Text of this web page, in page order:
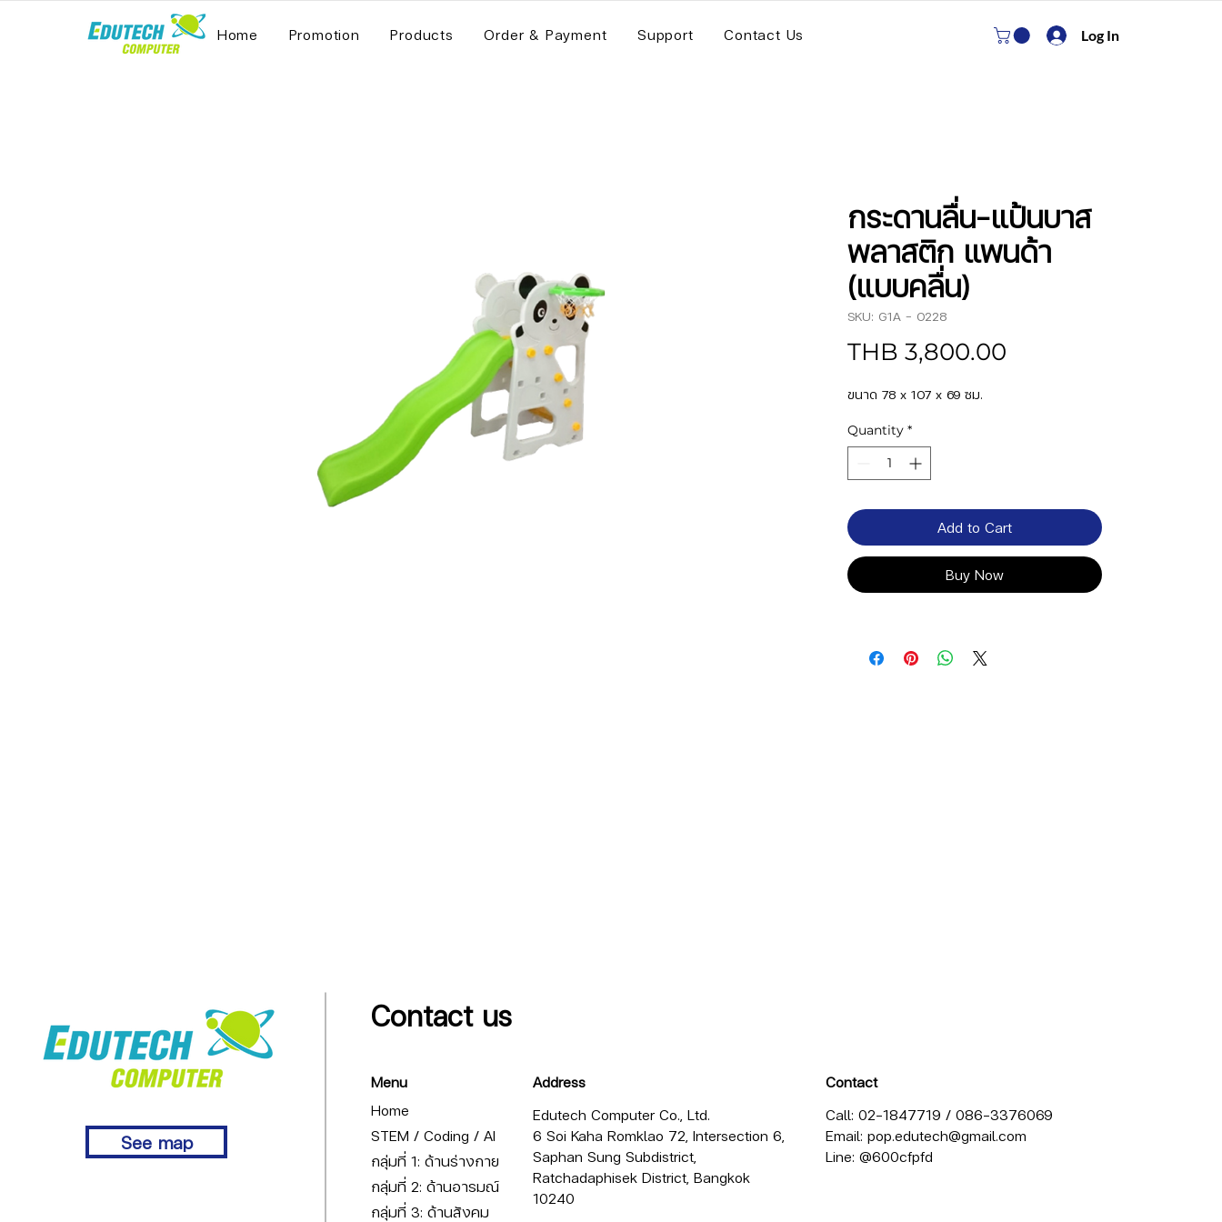
Home Promotion Products Order & Payment Support Contact Us Log In
กระดานลื่น-แป้นบาส
พลาสติก แพนด้า
(แบบคลื่น)
SKU: G1A - 0228
THB 3,800.00
ขนาด 78 x 107 x 69 ซม.
Quantity *
Add to Cart
Buy Now
Contact us
See map
Menu
Home
STEM / Coding / AI
กลุ่มที่ 1: ด้านร่างกาย
กลุ่มที่ 2: ด้านอารมณ์
กลุ่มที่ 3: ด้านสังคม
Address
Edutech Computer Co., Ltd.
6 Soi Kaha Romklao 72, Intersection 6,
Saphan Sung Subdistrict,
Ratchadaphisek District, Bangkok
10240
Contact
Call: 02-1847719 / 086-3376069
Email: pop.edutech@gmail.com
Line: @600cfpfd